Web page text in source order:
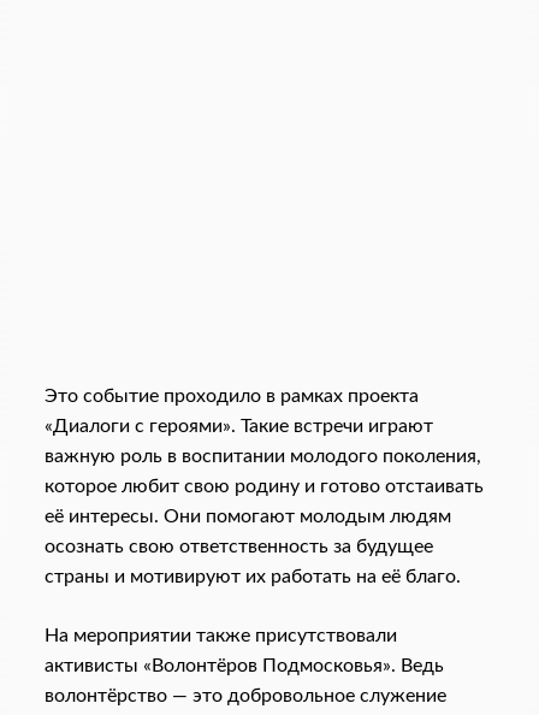
Это событие проходило в рамках проекта
«Диалоги с героями». Такие встречи играют
важную роль в воспитании молодого поколения,
которое любит свою родину и готово отстаивать
её интересы. Они помогают молодым людям
осознать свою ответственность за будущее
страны и мотивируют их работать на её благо.
На мероприятии также присутствовали
активисты «Волонтёров Подмосковья». Ведь
волонтёрство — это добровольное служение